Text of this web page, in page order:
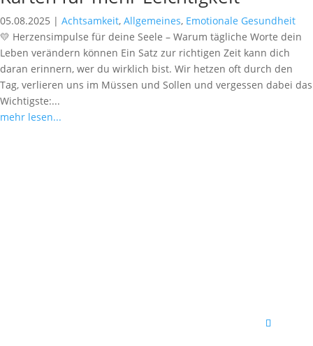
05.08.2025 | Achtsamkeit, Allgemeines, Emotionale Gesundheit
💛 Herzensimpulse für deine Seele – Warum tägliche Worte dein
Leben verändern können Ein Satz zur richtigen Zeit kann dich
daran erinnern, wer du wirklich bist. Wir hetzen oft durch den
Tag, verlieren uns im Müssen und Sollen und vergessen dabei das
Wichtigste:...
mehr lesen...